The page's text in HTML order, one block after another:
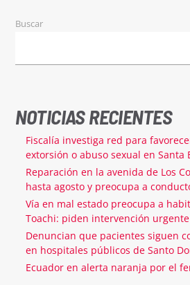
Buscar
NOTICIAS RECIENTES
Fiscalía investiga red para
extorsión o abuso sexual en Santa
Reparación en la avenida de Los
hasta agosto y preocupa a
Vía en mal estado preocupa a
Toachi: piden intervención urgente
Denuncian que pacientes siguen
en hospitales públicos de Santo
Ecuador en alerta naranja por el